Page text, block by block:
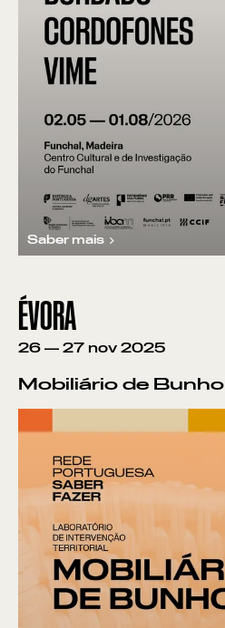
Saber mais
ÉVORA
26 — 27 nov 2025
Mobiliário de Bunho